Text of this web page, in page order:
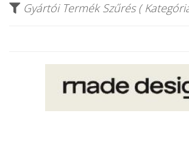
Gyártói Termék Szűrés (